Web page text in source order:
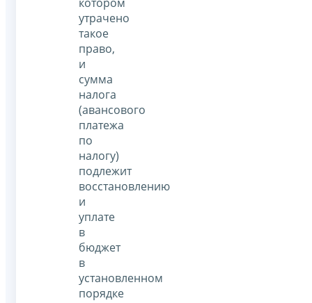
утрачено
такое
право,
и
сумма
налога
(авансового
платежа
по
налогу)
подлежит
восстановлению
и
уплате
в
бюджет
в
установленном
порядке